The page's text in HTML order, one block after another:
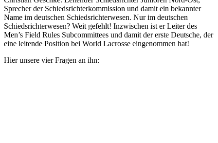
Sprecher der Schiedsrichterkommission und damit ein bekannter
Name im deutschen Schiedsrichterwesen. Nur im deutschen
Schiedsrichterwesen? Weit gefehlt! Inzwischen ist er Leiter des
Men’s Field Rules Subcommittees und damit der erste Deutsche, der
eine leitende Position bei World Lacrosse eingenommen hat!
Hier unsere vier Fragen an ihn: